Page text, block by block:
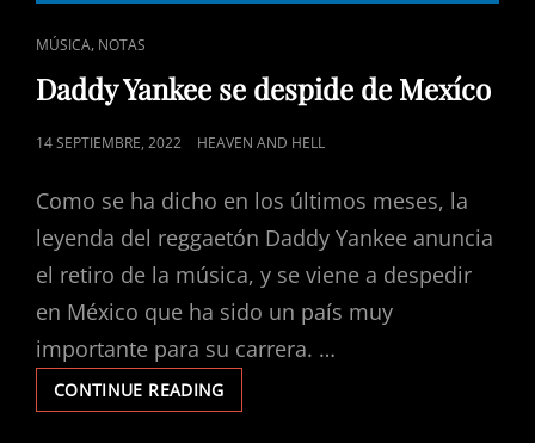
CAT
LINKS
MÚSICA, NOTAS
Daddy Yankee se despide de Mexíco
POSTED
14 SEPTIEMBRE, 2022 HEAVEN AND HELL
Como se ha dicho en los últimos meses, la
leyenda del reggaetón Daddy Yankee anuncia
el retiro de la música, y se viene a despedir
en México que ha sido un país muy
importante para su carrera. …
CONTINUE READINGDADDY
YANKEE